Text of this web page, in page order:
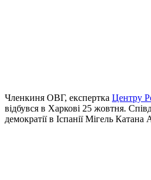
Членкиня ОВГ, експертка Центру
відбувся в Харкові 25 жовтня.
демократії в Іспанії Мігель Катана